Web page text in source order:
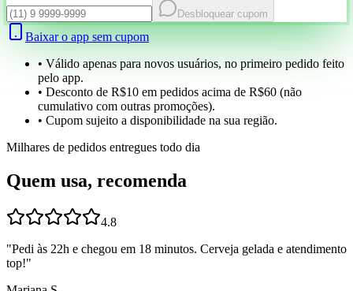
Desbloquear cupom
Baixar o app sem cupom
• Válido apenas para novos usuários, no primeiro pedido feito
pelo app.
• Desconto de R$10 em pedidos acima de R$60 (não
cumulativo com outras promoções).
• Cupom sujeito a disponibilidade na sua região.
Milhares de pedidos entregues todo dia
Quem usa, recomenda
4.8
"Pedi às 22h e chegou em 18 minutos. Cerveja gelada e atendimento
top!"